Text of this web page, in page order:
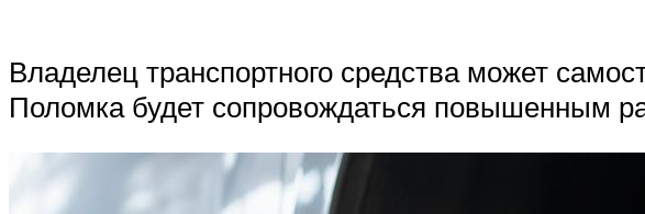
Владелец транспортного средства может
Поломка будет сопровождаться повышенным